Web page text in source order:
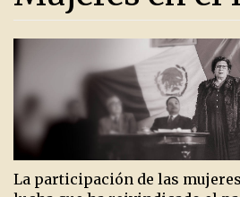
La participación de las